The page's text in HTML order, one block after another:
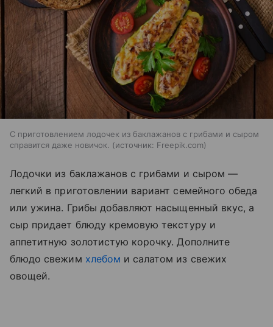
С приготовлением лодочек из баклажанов с грибами и сыром
справится даже новичок.
источник: Freepik.com
Лодочки из баклажанов с грибами и сыром —
легкий в приготовлении вариант семейного обеда
или ужина. Грибы добавляют насыщенный вкус, а
сыр придает блюду кремовую текстуру и
аппетитную золотистую корочку. Дополните
блюдо свежим хлебом и салатом из свежих
овощей.